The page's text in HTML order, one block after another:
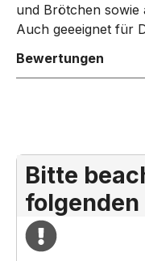
und Brötchen
Auch geeeignet für
Bewertungen
Bitte